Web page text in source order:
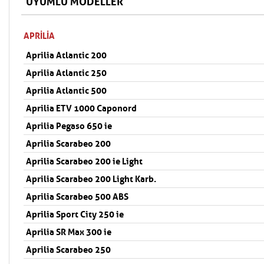
APRILIA
Aprilia Atlantic 200
Aprilia Atlantic 250
Aprilia Atlantic 500
Aprilia ETV 1000 Caponord
Aprilia Pegaso 650 ie
Aprilia Scarabeo 200
Aprilia Scarabeo 200 ie Light
Aprilia Scarabeo 200 Light Karb.
Aprilia Scarabeo 500 ABS
Aprilia Sport City 250 ie
Aprilia SR Max 300 ie
Aprilia Scarabeo 250